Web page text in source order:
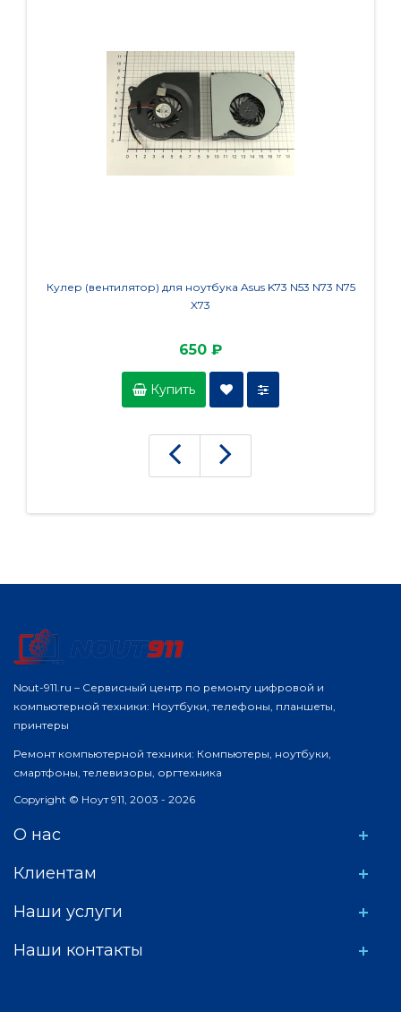
Кулер (вентилятор) для ноутбука Asus K73 N53 N73 N75
X73
650 ₽
Купить
Nout-911.ru – Сервисный центр по ремонту цифровой и
компьютерной техники: Ноутбуки, телефоны, планшеты,
принтеры
Ремонт компьютерной техники: Компьютеры, ноутбуки,
смартфоны, телевизоры, оргтехника
Copyright © Ноут 911, 2003 - 2026
О нас
Клиентам
Наши услуги
Наши контакты